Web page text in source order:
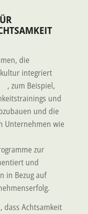
die
integriert
, zum Beispiel,
und
und die
Unternehmen wie
zur
und
in Bezug auf
dass Achtsamkeit